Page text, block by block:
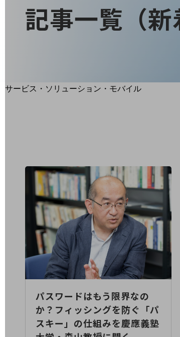
サービス・ソリューション・モバイル
ネットワーク・モバイル
クラウド・データセンター
電話・映像コミュニケーション
セキュリティ
データ利活用
業務支援・マーケティング
記事一覧（新
パスワードはもう限界なの
か？フィッシングを防ぐ「パ
スキー」の仕組みを慶應義塾